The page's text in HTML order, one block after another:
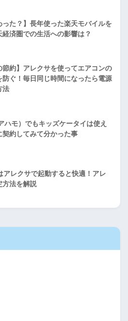
った？】長年使った楽天モバイルを
経済圏での生活への影響は？
節約】アレクサを使ってエアコンの
防ぐ！毎日同じ時間になったら電源
法
ハモ）でもキッズケータイは使え
契約してみて分かった事
アレクサで起動すると快適！アレ
方法を解説